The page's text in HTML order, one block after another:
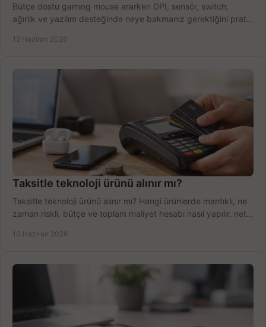
Bütçe dostu gaming mouse ararken DPI, sensör, switch,
ağırlık ve yazılım desteğinde neye bakmanız gerektiğini pratik
12 Haziran 2026
Taksitle teknoloji ürünü alınır mı?
Taksitle teknoloji ürünü alınır mı? Hangi ürünlerde mantıklı, ne
zaman riskli, bütçe ve toplam maliyet hesabı nasıl yapılır, net
10 Haziran 2026